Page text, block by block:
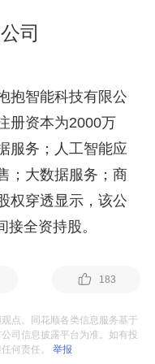
司
抱智能科技有限公
册资本为2000万
服务；人工智能应
；大数据服务；商
权穿透显示，该公
接全资持股。
183
点。同花顺各类信息服务基于
司信息披露平台为准。如有投
任何责任。举报